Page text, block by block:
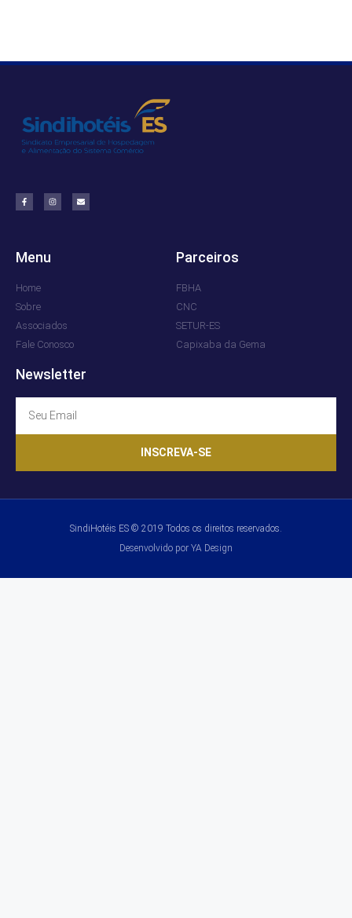
Menu
Home
Sobre
Associados
Fale Conosco
Parceiros
FBHA
CNC
SETUR-ES
Capixaba da Gema
Newsletter
INSCREVA-SE
SindiHotéis ES © 2019 Todos os direitos reservados.
Desenvolvido por YA Design